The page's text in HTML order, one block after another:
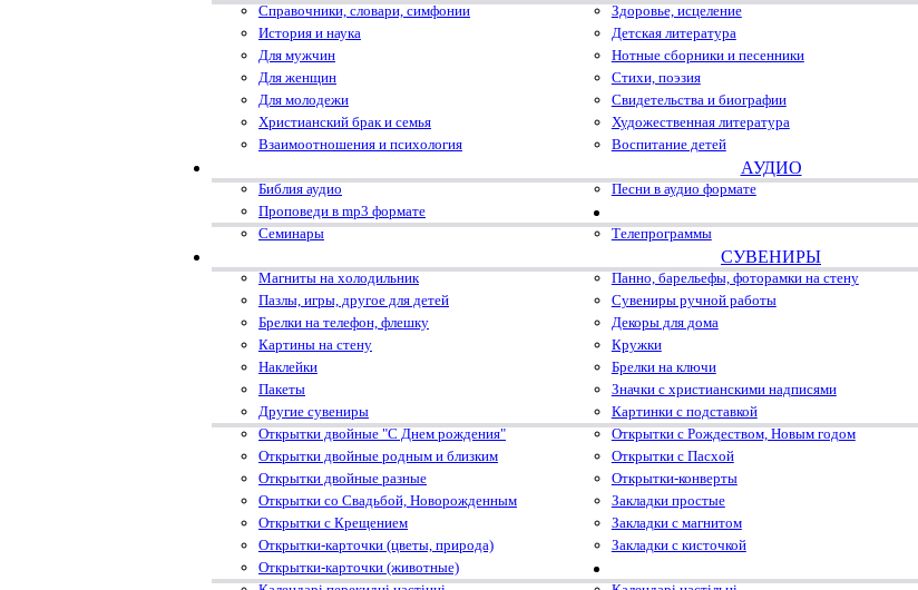
Справочники, словари, симфонии Здоровье, исцеление
История и наука
Детская литература
Для мужчин
Нотные сборники и песенники
Для женщин
Стихи, поэзия
Для молодежи
Свидетельства и биографии
Христианский брак и семья
Художественная литература
Взаимоотношения и психология
Воспитание детей
АУДИО
Библия аудио Песни в аудио формате
Проповеди в mp3 формате
Семинары Телепрограммы
СУВЕНИРЫ
Магниты на холодильник Панно, барельефы, фоторамки на стену
Пазлы, игры, другое для детей
Сувениры ручной работы
Брелки на телефон, флешку
Декоры для дома
Картины на стену
Кружки
Наклейки
Брелки на ключи
Пакеты
Значки с христианскими надписями
Другие сувениры
Картинки с подставкой
Открытки двойные "С Днем рождения" Открытки с Рождеством, Новым годом
Открытки двойные родным и близким
Открытки с Пасхой
Открытки двойные разные
Открытки-конверты
Открытки со Свадьбой, Новорожденным
Закладки простые
Открытки с Крещением
Закладки с магнитом
Открытки-карточки (цветы, природа)
Закладки с кисточкой
Открытки-карточки (животные)